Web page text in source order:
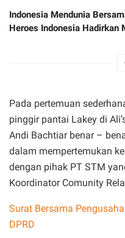
Indonesia Mendunia
Heroes Indonesia Hadirkan
Pada pertemuan
pinggir pantai Lakey di
Andi Bachtiar benar –
dalam mempertemukan
dengan pihak PT STM
Koordinator Comunity
Surat Bersama
DPRD